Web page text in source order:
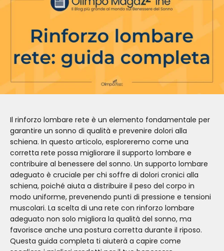
Il rinforzo lombare rete è un elemento fondamentale per
garantire un sonno di qualità e prevenire dolori alla
schiena. In questo articolo, esploreremo come una
corretta rete possa migliorare il supporto lombare e
contribuire al benessere del sonno. Un supporto lombare
adeguato è cruciale per chi soffre di dolori cronici alla
schiena, poiché aiuta a distribuire il peso del corpo in
modo uniforme, prevenendo punti di pressione e tensioni
muscolari. La scelta di una rete con rinforzo lombare
adeguato non solo migliora la qualità del sonno, ma
favorisce anche una postura corretta durante il riposo.
Questa guida completa ti aiuterà a capire come